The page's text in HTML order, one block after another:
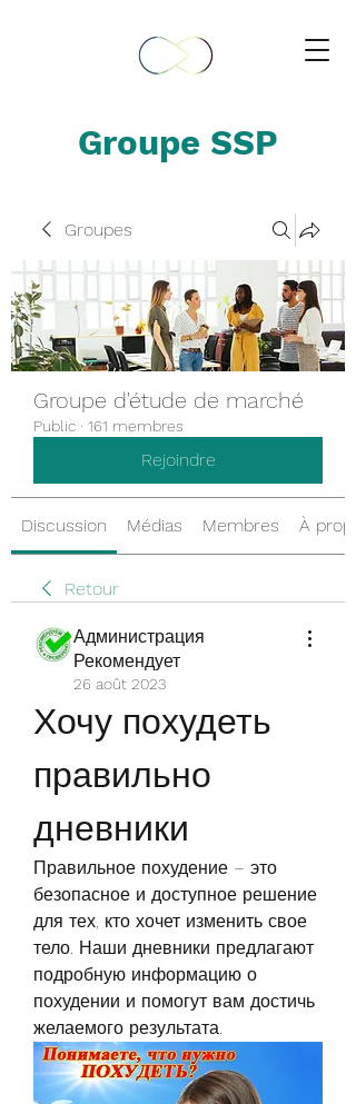
Groupe SSP
Groupes
Groupe d'étude de marché
Public · 161 membres
Rejoindre
Discussion Médias Membres À
Retour
Администрация
Рекомендует
26 août 2023
Хочу похудеть
правильно
дневники
Правильное похудение – это
безопасное и доступное решение
для тех, кто хочет изменить свое
тело. Наши дневники предлагают
подробную информацию о
похудении и помогут вам достичь
желаемого результата.